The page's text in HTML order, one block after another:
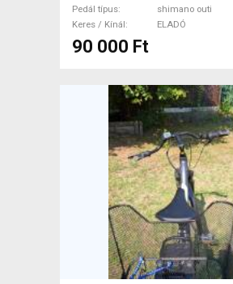
Pedál típus
shimano outi
Keres / Kínál
ELADÓ
90 000 Ft